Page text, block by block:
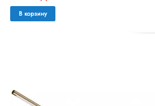
В корзину